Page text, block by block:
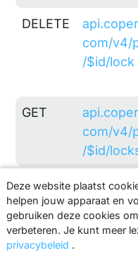
DELETE
com/v4/
/$id/lock
GET
com/v4/
/$id/
Subprofielen
Type Adres
Deze website plaatst
helpen jouw apparaat en
gebruiken deze cookies
verbeteren. Je kunt meer
privacybeleid .